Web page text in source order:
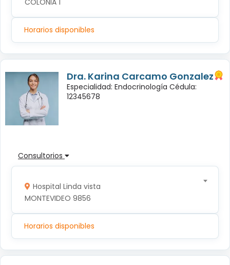
COLONIA 1
Horarios disponibles
Dra. Karina Carcamo Gonzalez
Especialidad: Endocrinología Cédula:
12345678
Consultorios
Hospital Linda vista
MONTEVIDEO 9856
Horarios disponibles